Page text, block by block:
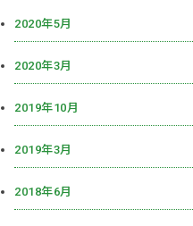
2020年5月
2020年3月
2019年10月
2019年3月
2018年6月